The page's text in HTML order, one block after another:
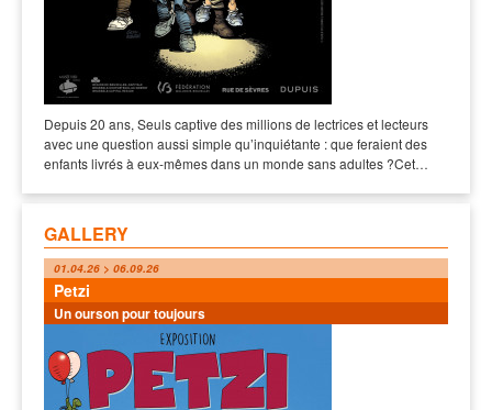
Depuis 20 ans, Seuls captive des millions de lectrices et lecteurs
avec une question aussi simple qu’inquiétante : que feraient des
enfants livrés à eux-mêmes dans un monde sans adultes ?Cet…
GALLERY
01.04.26 > 06.09.26
Petzi
Un ourson pour toujours